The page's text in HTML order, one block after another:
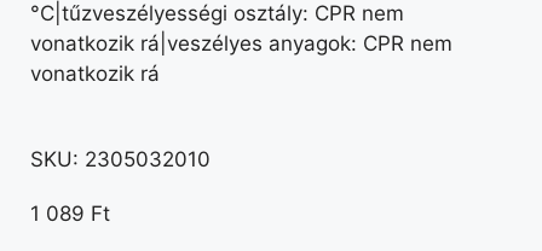
°C|tűzveszélyességi osztály: CPR nem
vonatkozik rá|veszélyes anyagok: CPR nem
vonatkozik rá
SKU: 2305032010
1 089 Ft